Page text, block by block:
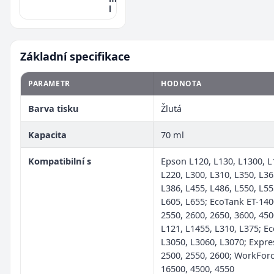
l
Základní specifikace
PARAMETR HODNOTA
Barva tisku Žlutá
Kapacita 70 ml
Kompatibilní s
Epson L120, L130, L1300,
L220, L300, L310, L350,
L386, L455, L486, L550,
L605, L655; EcoTank ET-
2550, 2600, 2650, 3600,
L121, L1455, L310, L375;
L3050, L3060, L3070;
2500, 2550, 2600;
16500, 4500, 4550